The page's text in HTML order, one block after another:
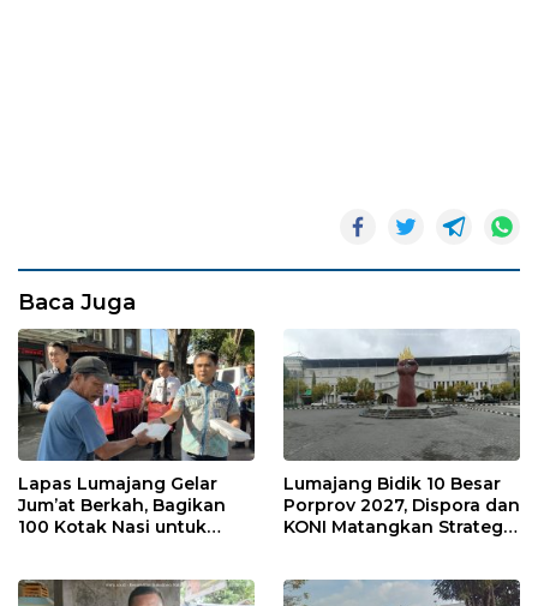
Baca Juga
Lapas Lumajang Gelar
Jum’at Berkah, Bagikan
100 Kotak Nasi untuk
Lumajang Bidik 10 Besar
Porprov 2027, Dispora dan
KONI Matangkan Strategi